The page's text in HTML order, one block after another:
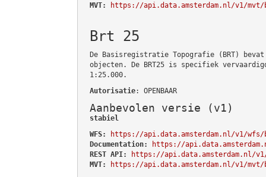
MVT:
https://api.data.amsterdam.nl/v1/mvt/
Brt 25
De Basisregistratie Topografie (BRT)
objecten. De BRT25 is specifiek
1:25.000.
Autorisatie: OPENBAAR
Aanbevolen versie (v1)
stabiel
WFS:
https://api.data.amsterdam.nl/v1/wfs/
Documentation:
https://
REST API:
https://api.data.amsterdam.nl/
MVT:
https://api.data.amsterdam.nl/v1/mvt/